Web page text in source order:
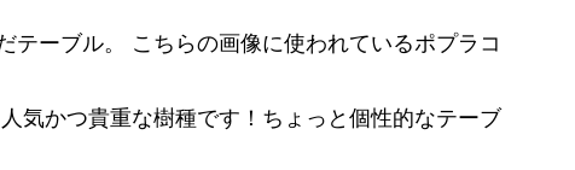
テーブル。 こちらの画像に使われているポプラコ
気かつ貴重な樹種です！ちょっと個性的なテーブ